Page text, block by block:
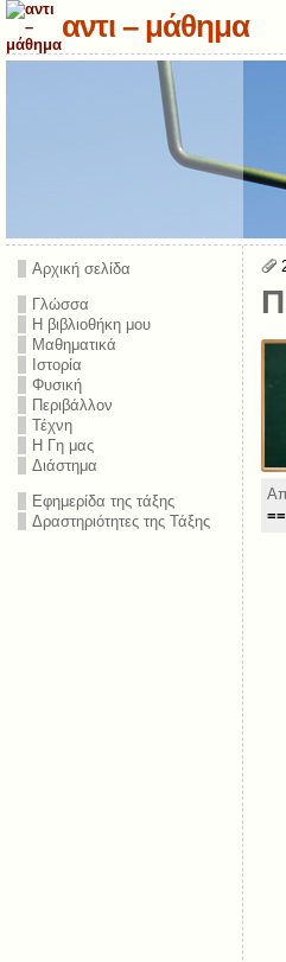
αντι – μάθημα
Αρχική σελίδα
Γλώσσα
Η βιβλιοθήκη μου
Μαθηματικά
Ιστορία
Φυσική
Περιβάλλον
Τέχνη
Η Γη μας
Διάστημα
Εφημερίδα της τάξης
Δραστηριότητες της Τάξης